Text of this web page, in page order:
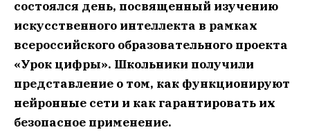
состоялся день, посвященный изучению
искусственного интеллекта в рамках
всероссийского образовательного проекта
«Урок цифры». Школьники получили
представление о том, как функционируют
нейронные сети и как гарантировать их
безопасное применение.